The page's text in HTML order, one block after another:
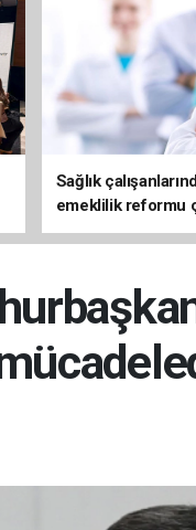
Sağlık
emeklilik reformu